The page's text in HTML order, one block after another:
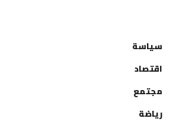
سياسة
اقتصاد
مجتمع
رياضة